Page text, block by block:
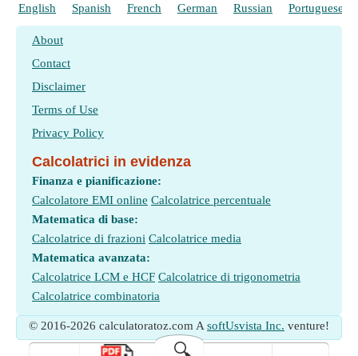
English Spanish French German Russian Portuguese
About
Contact
Disclaimer
Terms of Use
Privacy Policy
Calcolatrici in evidenza
Finanza e pianificazione:
Calcolatore EMI online Calcolatrice percentuale
Matematica di base:
Calcolatrice di frazioni Calcolatrice media
Matematica avanzata:
Calcolatrice LCM e HCF Calcolatrice di trigonometria
Calcolatrice combinatoria
© 2016-2026 calculatoratoz.com A softUsvista Inc. venture!
🔍